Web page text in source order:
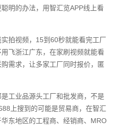
明的办法，用智汇览APP线上看
拍视频，15到60秒就能看完工厂
飞浙江广东，在家刷视频就能看
需求，让多家工厂同时报价，匿
工业品源头工厂和批发商，不是
上搜到的可能是贸易商，在智汇
东地区的工程商、经销商、MRO